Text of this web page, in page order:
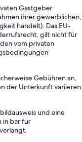
Gastgeber
ihrer gewerblichen,
handelt). Das EU-
gilt nicht für
vom privaten
Gebühren an,
der Unterkunft variieren
und eine
in bar für